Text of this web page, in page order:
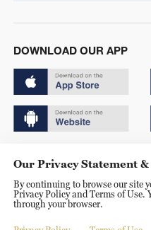
DOWNLOAD OUR APP
京ICP备20000184号
京公网安备 11010502050052
Disinformation report hotline: 010-
Our Privacy Statement
By continuing to browse our site
Privacy Policy and Terms of Use.
through your browser.